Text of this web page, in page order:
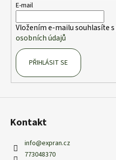
E-mail
Vložením e-mailu souhlasíte s
osobních údajů
PŘIHLÁSIT SE
Kontakt
info@expran.cz
773048370